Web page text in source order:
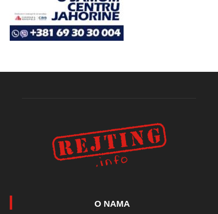
O NAMA